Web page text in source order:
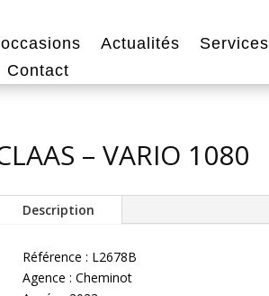
Actualités
Services
Contact
– VARIO 1080
Description
Référence : L2678B
Agence : Cheminot